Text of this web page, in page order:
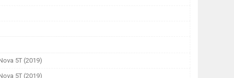
5T (2019)
5T (2019)